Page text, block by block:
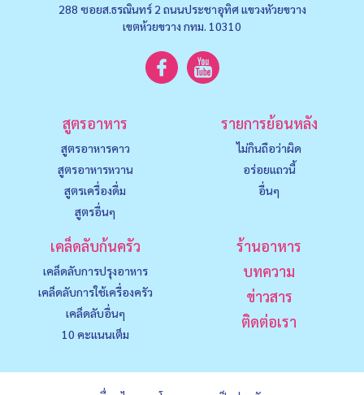
288 ซอยส.ธรณินทร์ 2 ถนนประชาอุทิศ แขวงหัวยขวาง
เขตห้วยขวาง กทม. 10310
สูตรอาหาร
สูตรอาหารคาว
สูตรอาหารหวาน
สูตรเครื่องดื่ม
สูตรอื่นๆ
รายการย้อนหลัง
ไม่กินถือว่าผิด
อร่อยแถวนี้
อื่นๆ
เคล็ดลับก้นครัว
เคล็ดลับการปรุงอาหาร
เคล็ดลับการใช้เครื่องครัว
เคล็ดลับอื่นๆ
10 คะแนนเต็ม
ร้านอาหาร
บทความ
ข่าวสาร
ติดต่อเรา